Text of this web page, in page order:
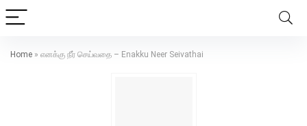
Home » எனக்கு நீர் செய்வதை – Enakku Neer Seivathai